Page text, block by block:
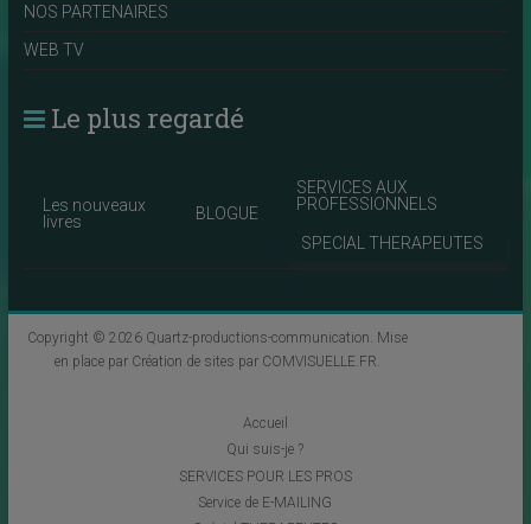
NOS PARTENAIRES
WEB TV
Le plus regardé
Les nouveaux
livres
BLOGUE
SERVICES AUX
PROFESSIONNELS
SPECIAL THERAPEUTES
Copyright © 2026 Quartz-productions-communication . Mise
en place par Création de sites par COMVISUELLE.FR
Accueil
Qui suis-je ?
SERVICES POUR LES PROS
Service de E-MAILING